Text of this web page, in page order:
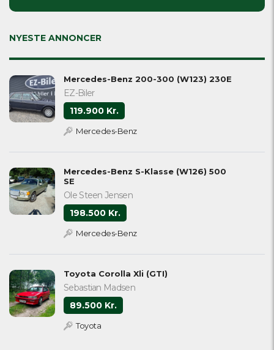
empty.
NYESTE ANNONCER
Mercedes-Benz 200-300 (W123) 230E
EZ-Biler
119.900 Kr.
Mercedes-Benz
Mercedes-Benz S-Klasse (W126) 500
SE
Ole Steen Jensen
198.500 Kr.
Mercedes-Benz
Toyota Corolla Xli (GTI)
Sebastian Madsen
89.500 Kr.
Toyota